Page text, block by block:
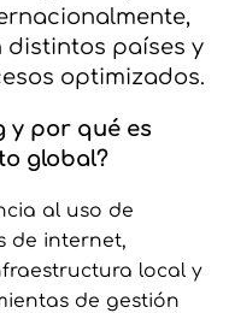
distintos países y
optimizados.
y por qué es
global?
al uso de
de internet,
local y
de gestión